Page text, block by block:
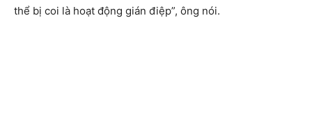
thể bị coi là hoạt động gián điệp”, ông nói.